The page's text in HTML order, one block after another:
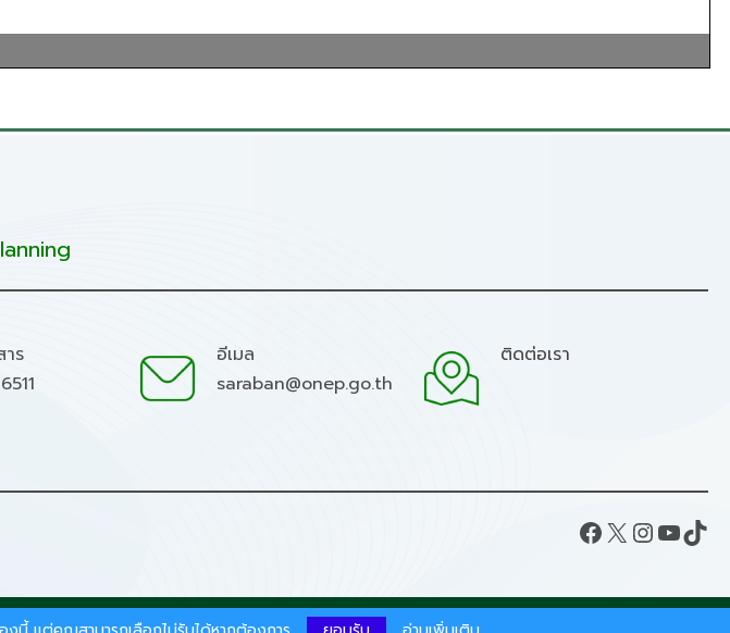
าร
อีเมล
saraban@onep.go.th
ติดต่อเรา
Facebook X InstagramYouTube TikTok